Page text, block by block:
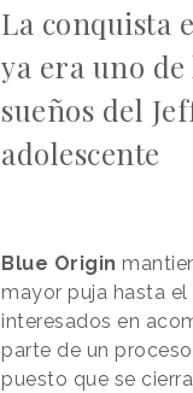
La conquista
ya era uno de
sueños del
adolescente
Blue Origin
mayor puja hasta
interesados en
parte de un
puesto que se